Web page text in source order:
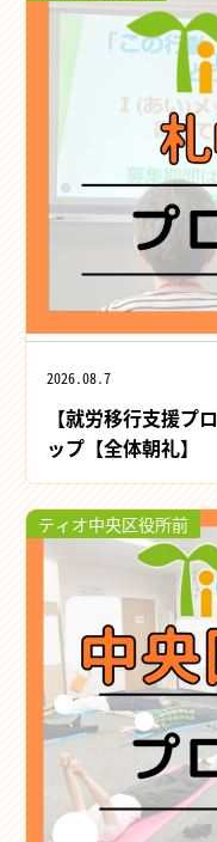
2026.08.7
【就労移行支援プ
ップ【全体朝礼】
ティオ中央区役所前